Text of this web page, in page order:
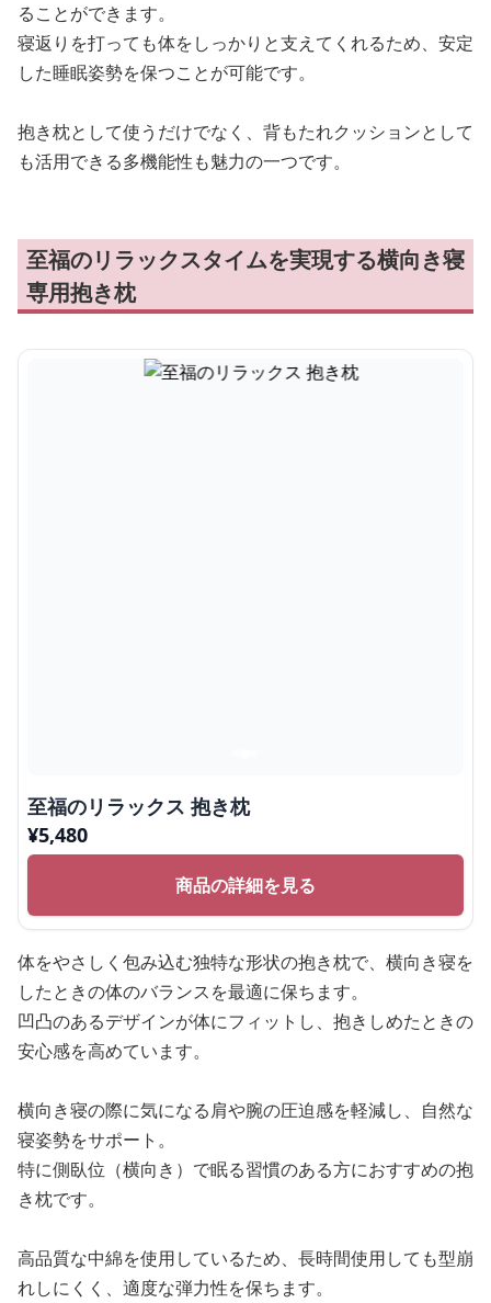
ることができます。
寝返りを打っても体をしっかりと支えてくれるため、安定
した睡眠姿勢を保つことが可能です。
抱き枕として使うだけでなく、背もたれクッションとして
も活用できる多機能性も魅力の一つです。
至福のリラックスタイムを実現する横向き寝
専用抱き枕
至福のリラックス 抱き枕
¥5,480
商品の詳細を見る
体をやさしく包み込む独特な形状の抱き枕で、横向き寝を
したときの体のバランスを最適に保ちます。
凹凸のあるデザインが体にフィットし、抱きしめたときの
安心感を高めています。
横向き寝の際に気になる肩や腕の圧迫感を軽減し、自然な
寝姿勢をサポート。
特に側臥位（横向き）で眠る習慣のある方におすすめの抱
き枕です。
高品質な中綿を使用しているため、長時間使用しても型崩
れしにくく、適度な弾力性を保ちます。